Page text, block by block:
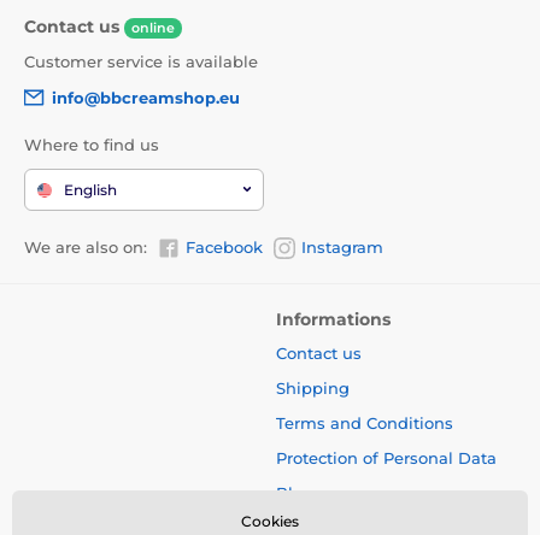
Contact us online
Customer service is available
info@bbcreamshop.eu
Where to find us
English
We are also on: Facebook Instagram
Informations
Contact us
Shipping
Terms and Conditions
Protection of Personal Data
Blog
Cookies